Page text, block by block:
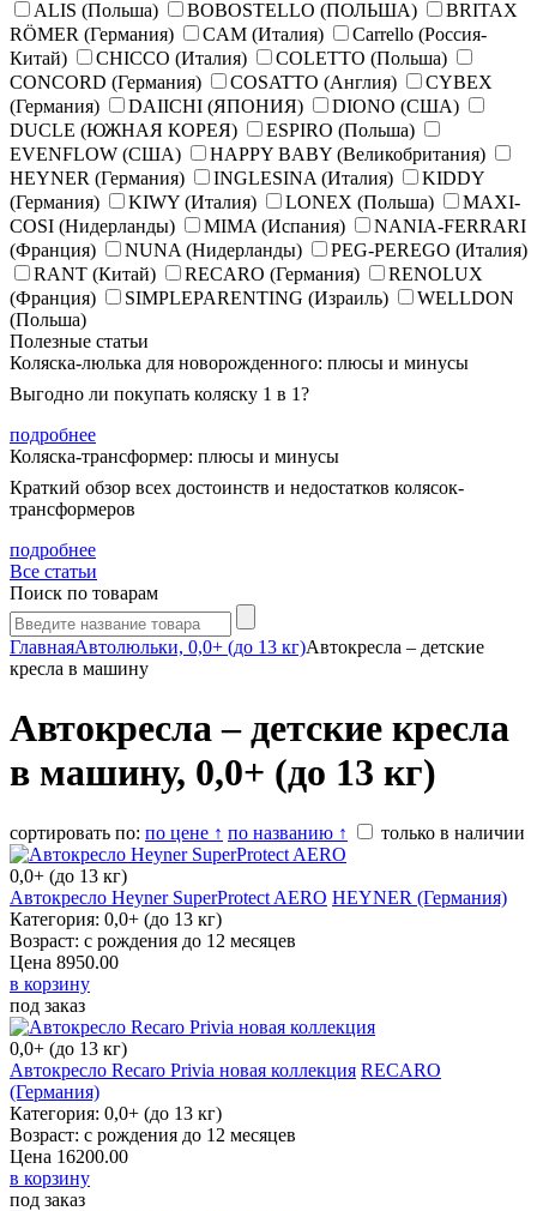
ALIS (Польша)
BOBOSTELLO (ПОЛЬША)
BRITAX
RÖMER (Германия)
CAM (Италия)
Carrello (Россия-
Китай)
CHICCO (Италия)
COLETTO (Польша)
CONCORD (Германия)
COSATTO (Англия)
CYBEX
(Германия)
DAIICHI (ЯПОНИЯ)
DIONO (США)
DUCLE (ЮЖНАЯ КОРЕЯ)
ESPIRO (Польша)
EVENFLOW (США)
HAPPY BABY (Великобритания)
HEYNER (Германия)
INGLESINA (Италия)
KIDDY
(Германия)
KIWY (Италия) LONEX (Польша)
MAXI-
COSI (Нидерланды)
MIMA (Испания)
NANIA-FERRARI
(Франция)
NUNA (Нидерланды)
PEG-PEREGO (Италия)
RANT (Китай)
RECARO (Германия)
RENOLUX
(Франция)
SIMPLEPARENTING (Израиль)
WELLDON
(Польша)
Полезные статьи
Коляска-люлька для новорожденного: плюсы и минусы
Выгодно ли покупать коляску 1 в 1?
подробнее
Коляска-трансформер: плюсы и минусы
Краткий обзор всех достоинств и недостатков колясок-
трансформеров
подробнее
Все статьи
Поиск по товарам
ГлавнаяАвтолюльки, 0,0+ (до 13 кг)Автокресла – детские
кресла в машину
Автокресла – детские кресла
в машину, 0,0+ (до 13 кг)
сортировать по: по цене ↑ по названию ↑ только в наличии
0,0+ (до 13 кг)
Автокресло Heyner SuperProtect AERO HEYNER (Германия)
Категория: 0,0+ (до 13 кг)
Возраст: с рождения до 12 месяцев
Цена 8950.00
в корзину
под заказ
0,0+ (до 13 кг)
Автокресло Recaro Privia новая коллекция RECARO (Германия)
Категория: 0,0+ (до 13 кг)
Возраст: с рождения до 12 месяцев
Цена 16200.00
в корзину
под заказ